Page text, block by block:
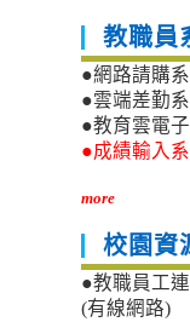
教職員
●網路請購
●雲端差勤
●教育雲電
●成績輸入
more
校園資
●教職員工
(有線網路)